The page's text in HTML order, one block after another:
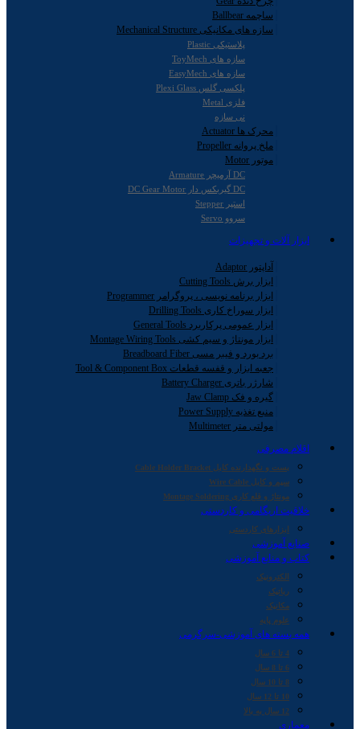
ساچمه Ballbear
سازه های مکانیکی Mechanical Structure
پلاستیکی Plastic
سازه های ToyMech
سازه های EasyMech
پلکسی گلس Plexi Glass
فلزی Metal
نی سازه
محرک ها Actuator
ملخ پروانه Propeller
موتور Motor
DC آرمیچر Armature
DC گیربکس دار DC Gear Motor
استپر Stepper
سروو Servo
ابزار آلات و تجهیزات
آداپتور Adaptor
ابزار برش Cutting Tools
ابزار برنامه نویسی ، پروگرامر Programmer
ابزار سوراخ کاری Drilling Tools
ابزار عمومی پرکاربرد General Tools
ابزار مونتاژ و سیم کشی Montage Wiring Tools
برد بورد و فیبر مسی Breadboard Fiber
جعبه ابزار و قفسه قطعات Tool & Component Box
شارژر باتری Battery Charger
گیره و فک Jaw Clamp
منبع تغذیه Power Supply
مولتی متر Multimeter
اقلام مصرفی
بست و نگهدارنده کابل Cable Holder Bracket
سیم و کابل Wire Cable
مونتاژ و قلع کاری Montage Soldering
خلاقیت اریگامی و کاردستی
ابزارهای کاردستی
صنایع آموزشی
کتاب و منابع آموزشی
الکترونیک
رباتیک
مکانیک
علوم پایه
همه بسته های آموزشی-سرگرمی
4 تا 6 سال
6 تا 8 سال
8 تا 10 سال
10 تا 12 سال
12 سال به بالا
معماری